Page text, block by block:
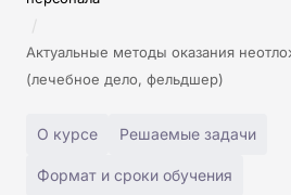
/
Актуальные методы оказания
(лечебное дело, фельдшер)
О курсе Решаемые задачи
Формат и сроки обучения